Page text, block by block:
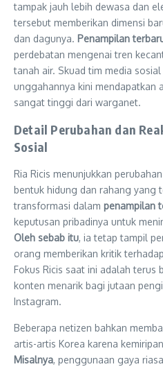
tampak jauh lebih dewasa dan
tersebut memberikan dimensi
dan dagunya. Penampilan
perdebatan mengenai tren
tanah air. Skuad tim media
unggahannya kini mendapatkan
sangat tinggi dari warganet.
Detail Perubahan dan
Sosial
Ria Ricis menunjukkan
bentuk hidung dan rahang yang
transformasi dalam penampilan
keputusan pribadinya untuk
Oleh sebab itu, ia tetap tampil
orang memberikan kritik
Fokus Ricis saat ini adalah terus
konten menarik bagi jutaan
Instagram.
Beberapa netizen bahkan
artis-artis Korea karena
Misalnya, penggunaan gaya